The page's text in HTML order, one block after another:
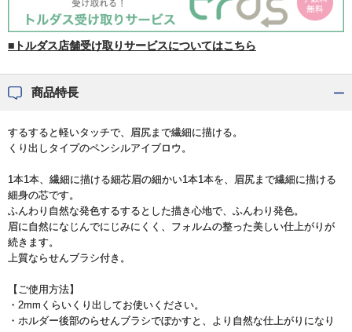
■トルダス店舗受け取りサービスについてはこちら
商品特長
するすると軽いタッチで、眉尻まで繊細に描ける。
くり出しタイプのペンシルアイブロウ。
1本1本、繊細に描ける細芯眉の細かい1本1本を、眉尻まで繊細に描ける
細身の芯です。
ふんわり自然な発色するするとした描き心地で、ふんわり発色。
眉に自然になじんでにじみにくく、フォルムの整った美しい仕上がりが
続きます。
上質ならせんブラシ付き。
【ご使用方法】
・2mmくらいくり出してお使いください。
・ホルダー後部のらせんブラシでぼかすと、より自然な仕上がりになり